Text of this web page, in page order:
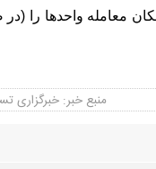
منبع خبر: خبرگزاری تسنیم - 29